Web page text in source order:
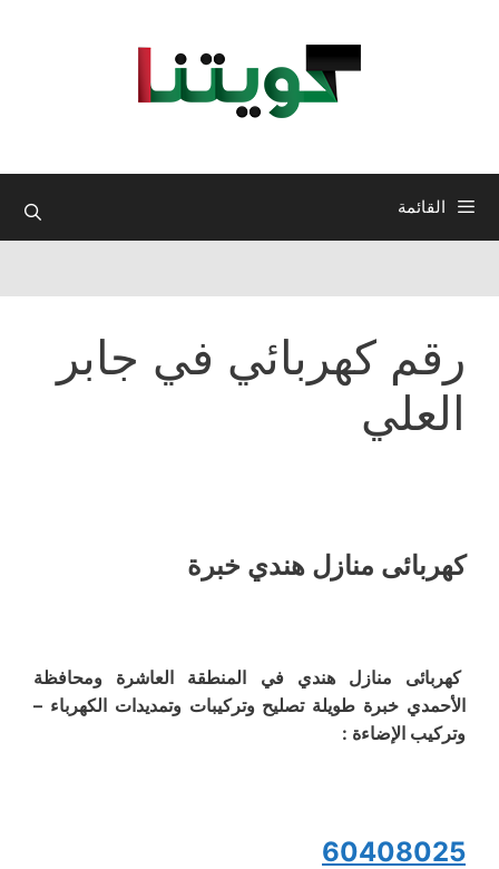
القائمة
رقم كهربائي في جابر
العلي
كهربائى منازل هندي خبرة
كهربائى منازل هندي في المنطقة العاشرة ومحافظة
الأحمدي خبرة طويلة تصليح وتركيبات وتمديدات الكهرباء –
وتركيب الإضاءة :
60408025